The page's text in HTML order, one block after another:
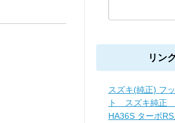
リン
スズキ(純正) フ
ト スズキ純正
HA36S ターボRS